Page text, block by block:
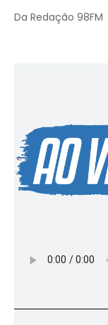
Da Redação 98FM